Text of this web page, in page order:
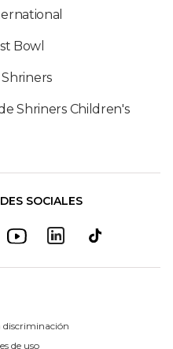
Bowl
Shriners Children's
SOCIALES
discriminación
de uso